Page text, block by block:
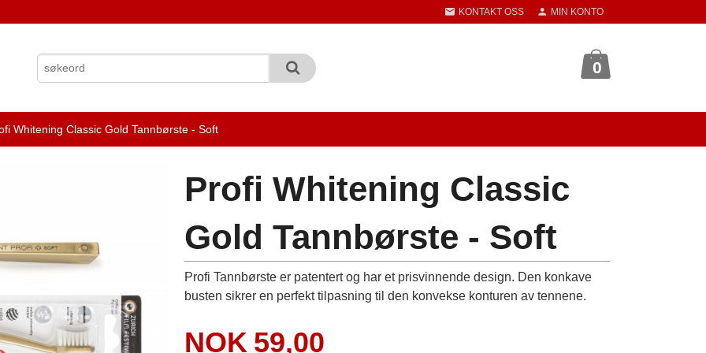
KONTAKT OSS MIN KONTO
0
Whitening Classic Gold Tannbørste - Soft
Profi Whitening Classic
Gold Tannbørste - Soft
Profi Tannbørste er patentert og har et prisvinnende design. Den konkave
busten sikrer en perfekt tilpasning til den konvekse konturen av tennene.
Pris
NOK 59,00